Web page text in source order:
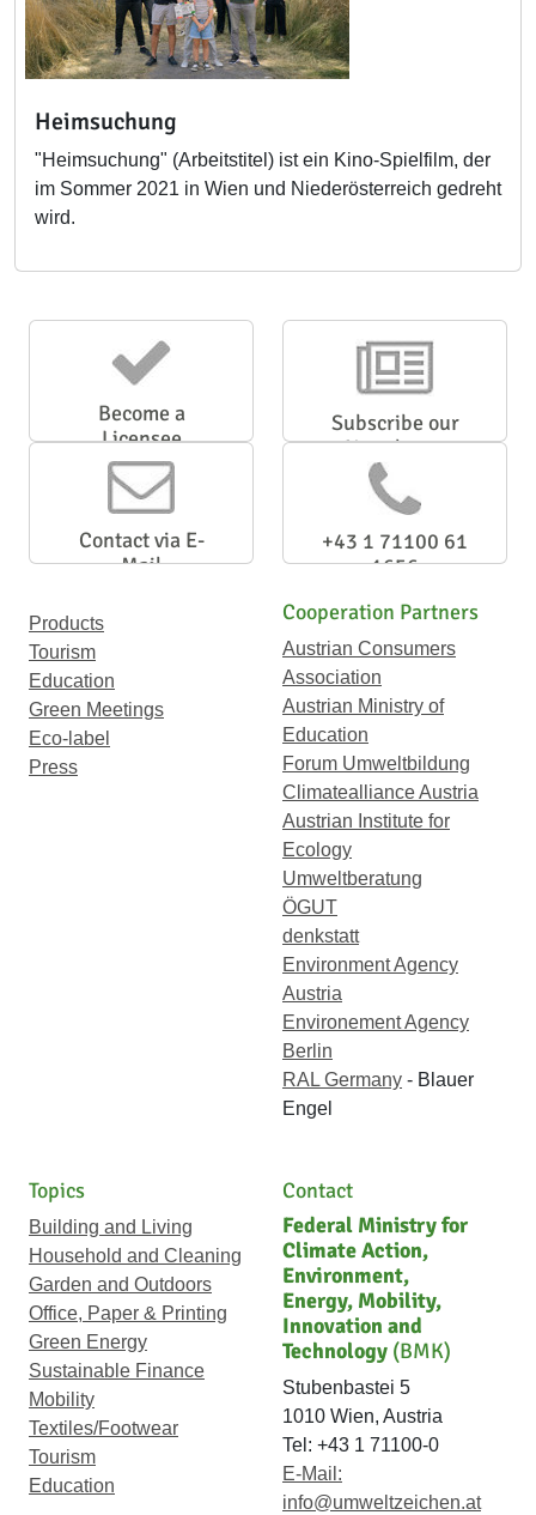
Heimsuchung
"Heimsuchung" (Arbeitstitel) ist ein Kino-Spielfilm, der
im Sommer 2021 in Wien und Niederösterreich gedreht
wird.
Become a
Licensee
Subscribe our
Newsletter
Contact via E-
Mail
+43 1 71100 61
1656
Products
Tourism
Education
Green Meetings
Eco-label
Press
Cooperation Partners
Austrian Consumers
Association
Austrian Ministry of
Education
Forum Umweltbildung
Climatealliance Austria
Austrian Institute for
Ecology
Umweltberatung
ÖGUT
denkstatt
Environment Agency
Austria
Environement Agency
Berlin
RAL Germany - Blauer
Engel
Topics
Building and Living
Household and Cleaning
Garden and Outdoors
Office, Paper & Printing
Green Energy
Sustainable Finance
Mobility
Textiles/Footwear
Tourism
Education
Contact
Federal Ministry for
Climate Action,
Environment,
Energy, Mobility,
Innovation and
Technology (BMK)
Stubenbastei 5
1010 Wien, Austria
Tel: +43 1 71100-0
E-Mail:
info@umweltzeichen.at